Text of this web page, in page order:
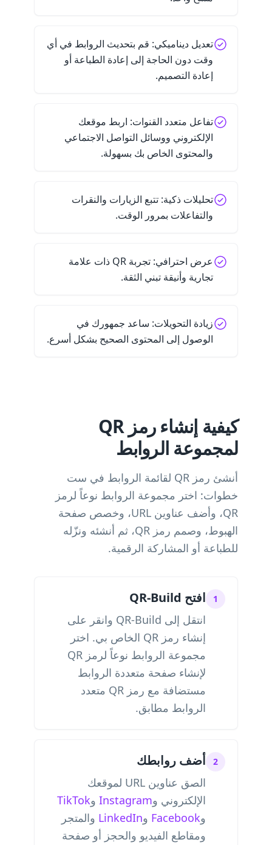
تعديل ديناميكي: قم بتحديث الروابط في أي
وقت دون الحاجة إلى إعادة الطباعة أو
إعادة التصميم.
تفاعل متعدد القنوات: اربط موقعك
الإلكتروني ووسائل التواصل الاجتماعي
والمحتوى الخاص بك بسهولة.
تحليلات ذكية: تتبع الزيارات والنقرات
والتفاعلات بمرور الوقت.
عرض احترافي: تجربة QR ذات علامة
تجارية وأنيقة تبني الثقة.
زيادة التحويلات: ساعد جمهورك في
الوصول إلى المحتوى الصحيح بشكل أسرع.
كيفية إنشاء رمز QR
لمجموعة الروابط
أنشئ رمز QR لقائمة الروابط في ست
خطوات: اختر مجموعة الروابط نوعاً لرمز
QR، وأضف عناوين URL، وخصص صفحة
الهبوط، وصمم رمز QR، ثم أنشئه ونزّله
للطباعة أو المشاركة الرقمية.
1 افتح QR-Build
انتقل إلى QR-Build وانقر على
إنشاء رمز QR الخاص بي. اختر
مجموعة الروابط نوعاً لرمز QR
لإنشاء صفحة متعددة الروابط
مستضافة مع رمز QR متعدد
الروابط مطابق.
2 أضف روابطك
الصق عناوين URL لموقعك
الإلكتروني وInstagram وTikTok
وFacebook وLinkedIn والمتجر
ومقاطع الفيديو والحجز أو صفحة